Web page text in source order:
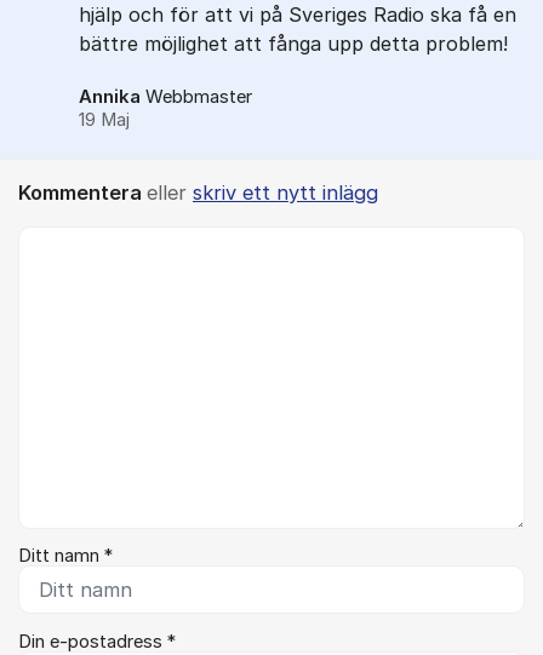
hjälp och för att vi på Sveriges Radio ska få en
bättre möjlighet att fånga upp detta problem!
Annika Webbmaster
19 Maj
Kommentera eller skriv ett nytt inlägg
Ditt namn *
Din e-postadress *